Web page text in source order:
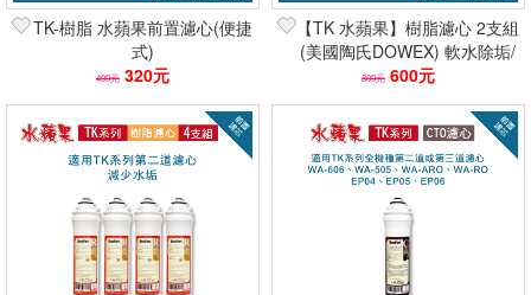
TK-樹脂 水蘋果前置濾心(便捷
式)
400元 320元
【TK 水蘋果】樹脂濾心 2支組
(美國陶氏DOWEX) 軟水除垢/
抑制水垢/減少石灰質
800元 600元